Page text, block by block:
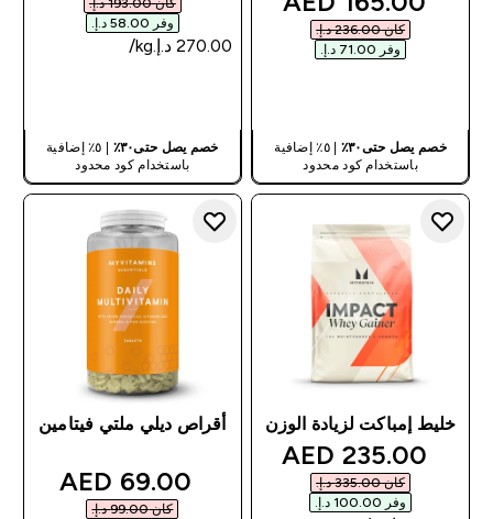
كان ‏236.00 د.إ.‏‎
وفر ‏71.00 د.إ.‏‎
خصم يصل حتى٣٠٪
| ٥٪ إضافية
باستخدام كود محدود
كان ‏193.00 د.إ.‏‎
وفر ‏58.00 د.إ.‏‎
خصم يصل حتى٣٠٪
| ٥٪ إضافية
باستخدام كود محدود
خليط إمباكت لزيادة الوزن
discounted price
235.00 AED‎
كان ‏335.00 د.إ.‏‎
وفر ‏100.00 د.إ.‏‎
أقراص ديلي ملتي فيتامين
price
69.00 AED‎
كان ‏99.00 د.إ.‏‎